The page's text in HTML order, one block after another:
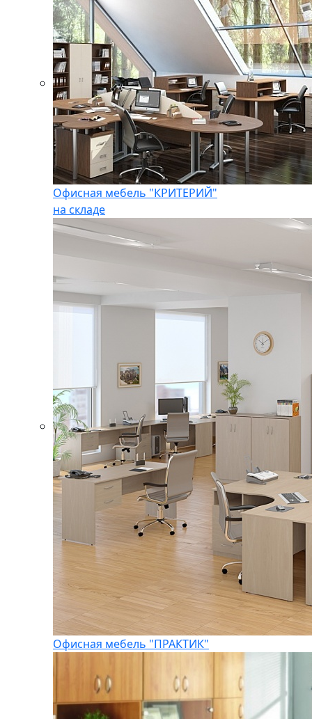
Офисная мебель "КРИТЕРИЙ"
на складе
Офисная мебель "ПРАКТИК"